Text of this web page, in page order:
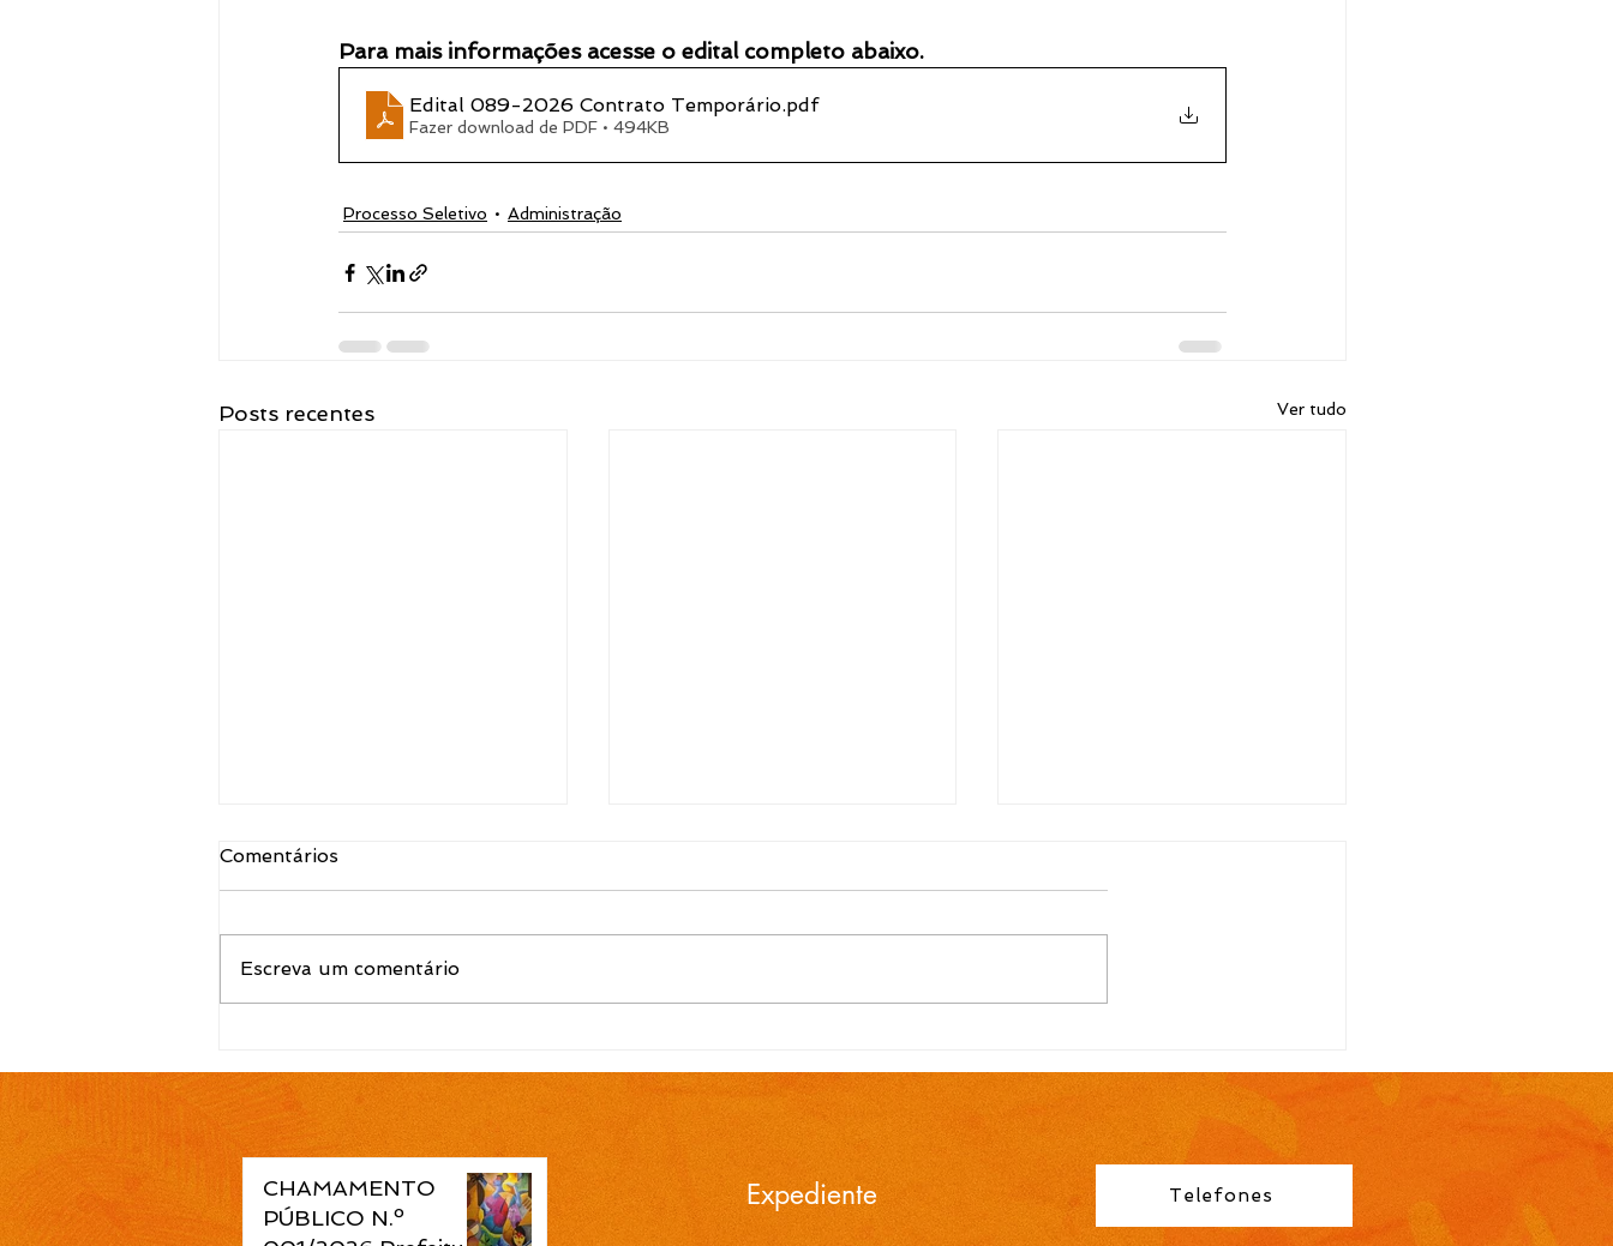
Para mais informações acesse o edital completo abaixo.
Edital 089-2026 Contrato Temporário.pdf
Fazer download de PDF • 494KB
Processo Seletivo Administração
Posts recentes Ver tudo
temporário de Atendente
de Educação Infantil é
publicada pela Prefeitura
de Cidreira
temporário de Professor
Ensino Fundamental 1ª a
4ª Séries é publicada pela
Prefeitura de Cidreira
temporário de Professor
Ensino Fundamental 1ª a
4ª Séries é publicada pela
Prefeitura de Cidreira
Comentários
Escreva um comentário
CHAMAMENTO
PÚBLICO N.º
Expediente Telefones